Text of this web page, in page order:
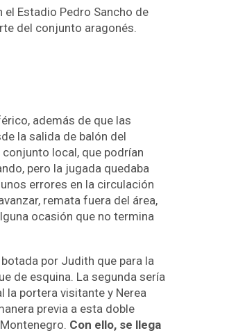
Estadio Pedro Sancho de
del conjunto aragonés.
además de que las
la salida de balón del
local, que podrían
pero la jugada quedaba
errores en la circulación
remata fuera del área,
ocasión que no termina
por Judith que para la
de esquina. La segunda sería
la portera visitante y Nerea
previa a esta doble
Con ello, se llega